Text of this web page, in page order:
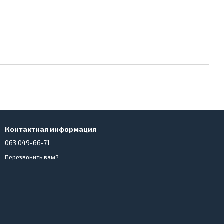
Контактная информация
063 049-66-71
Перезвонить вам?